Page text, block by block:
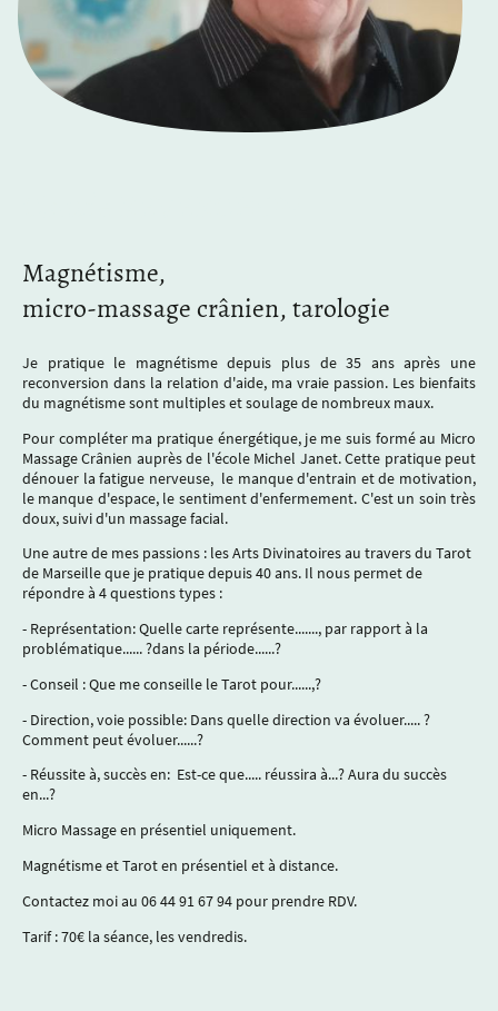
Magnétisme,
micro-massage crânien, tarologie
Je pratique le magnétisme depuis plus de 35 ans après une
reconversion dans la relation d'aide, ma vraie passion. Les bienfaits
du magnétisme sont multiples et soulage de nombreux maux.
Pour compléter ma pratique énergétique, je me suis formé au Micro
Massage Crânien auprès de l'école Michel Janet. Cette pratique peut
dénouer la fatigue nerveuse, le manque d'entrain et de motivation,
le manque d'espace, le sentiment d'enfermement. C'est un soin très
doux, suivi d'un massage facial.
Une autre de mes passions : les Arts Divinatoires au travers du Tarot
de Marseille que je pratique depuis 40 ans. Il nous permet de
répondre à 4 questions types :
- Représentation: Quelle carte représente......., par rapport à la
problématique...... ?dans la période......?
- Conseil : Que me conseille le Tarot pour......,?
- Direction, voie possible: Dans quelle direction va évoluer..... ?
Comment peut évoluer......?
- Réussite à, succès en: Est-ce que..... réussira à...? Aura du succès
en...?
Micro Massage en présentiel uniquement.
Magnétisme et Tarot en présentiel et à distance.
Contactez moi au 06 44 91 67 94 pour prendre RDV.
Tarif : 70€ la séance, les vendredis.